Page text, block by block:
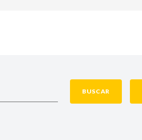
BUSCAR